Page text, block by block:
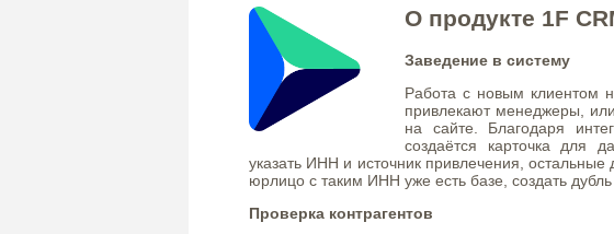
О продукте 1F
Заведение в систему
Работа с новым клиентом
привлекают менеджеры,
на сайте. Благодаря
создаётся карточка для
указать ИНН и источник привлечения,
юрлицо с таким ИНН уже есть базе, создать
Проверка контрагентов